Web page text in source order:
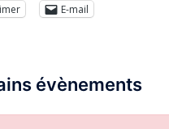
E-mail
évènements